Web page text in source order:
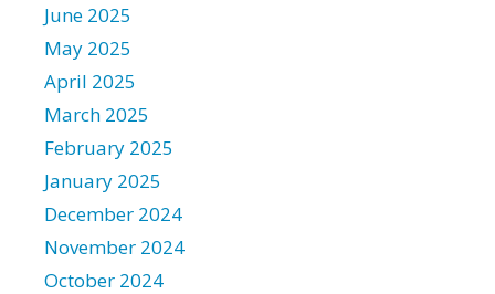
June 2025
May 2025
April 2025
March 2025
February 2025
January 2025
December 2024
November 2024
October 2024